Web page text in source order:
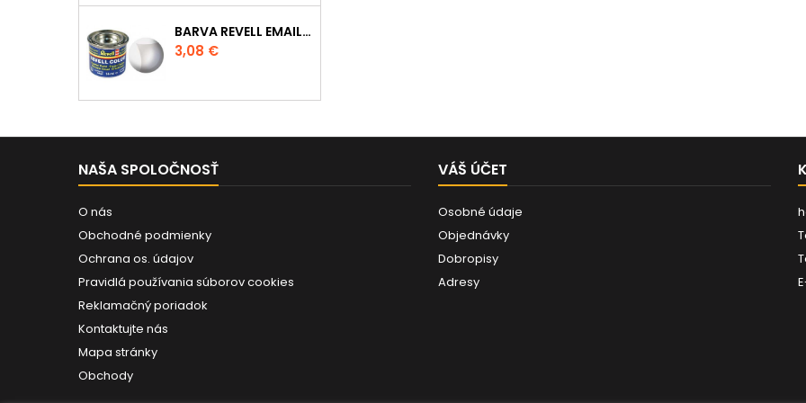
BARVA REVELL EMAILOVÁ - 32102: MATNÁ ČIRÁ (CLEAR MAT)
Cena
3,08 €
NAŠA SPOLOČNOSŤ
O nás
Obchodné podmienky
Ochrana os. údajov
Pravidlá používania súborov cookies
Reklamačný poriadok
Kontaktujte nás
Mapa stránky
Obchody
VÁŠ ÚČET
Osobné údaje
Objednávky
Dobropisy
Adresy